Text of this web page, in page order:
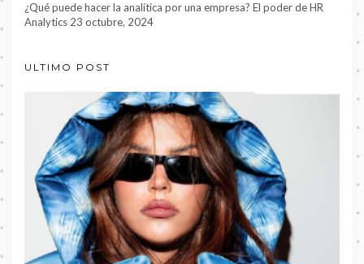
¿Qué puede hacer la analítica por una empresa? El poder de HR
Analytics 23 octubre, 2024
ULTIMO POST